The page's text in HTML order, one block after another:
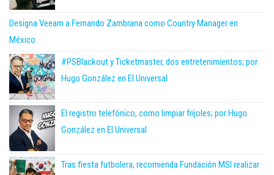
Designa Veeam a Fernando Zambrana como Country Manager en
México
#PSBlackout y Ticketmaster, dos entretenimientos; por
Hugo González en El Universal
El registro telefónico, como limpiar frijoles; por Hugo
González en El Universal
Tras fiesta futbolera, recomienda Fundación MSI realizar